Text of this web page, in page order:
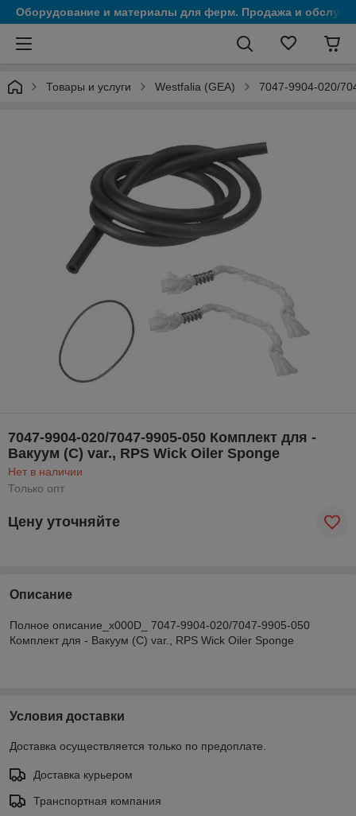
Оборудование и материалы для ферм. Продажа и
Товары и услуги Westfalia (GEA) 7047-9904-020/
7047-9904-020/7047-9905-050 Комплект для -
Вакуум (C) var., RPS Wick Oiler Sponge
Нет в наличии
Только опт
Цену уточняйте
Описание
Полное описание_x000D_ 7047-9904-020/7047-9905-050
Комплект для - Вакуум (C) var., RPS Wick Oiler Sponge
Условия доставки
Доставка осуществляется только по предоплате.
Доставка курьером
Транспортная компания